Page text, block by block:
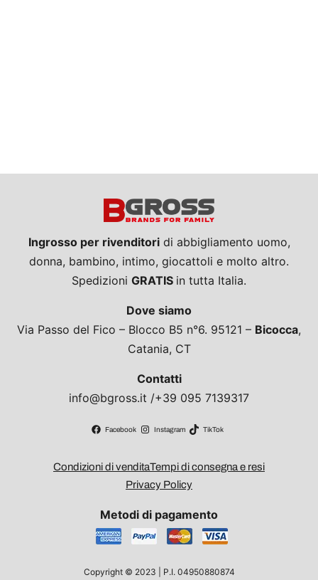
Ingrosso per rivenditoridi abbigliamento uomo,
donna, bambino, intimo, giocattoli e molto altro.
Spedizioni GRATIS in tutta Italia.
Dove siamo
Via Passo del Fico – Blocco B5 n°6. 95121 – Bicocca,
Catania, CT
Contatti
info@bgross.it /+39 095 7139317
Facebook Instagram TikTok
Condizioni di venditaTempi di consegna e resi
Privacy Policy
Metodi di pagamento
Copyright © 2023 | P.I. 04950880874